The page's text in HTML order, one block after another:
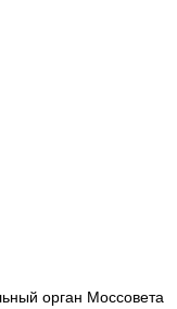
орган Моссовета